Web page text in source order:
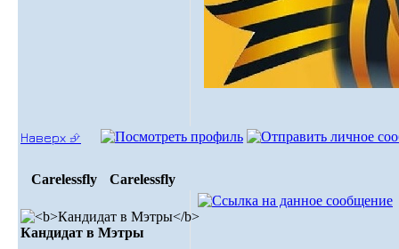
Наверх ⮵
Carelessfly Carelessfly
Кандидат в Мэтры